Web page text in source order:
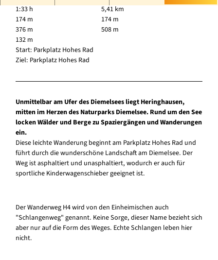
1:33 h
5,41 km
174 m
174 m
376 m
508 m
132 m
Start: Parkplatz Hohes Rad
Ziel: Parkplatz Hohes Rad
Unmittelbar am Ufer des Diemelsees liegt Heringhausen,
mitten im Herzen des Naturparks Diemelsee. Rund um den See
locken Wälder und Berge zu Spaziergängen und Wanderungen
ein.
Diese leichte Wanderung beginnt am Parkplatz Hohes Rad und
führt durch die wunderschöne Landschaft am Diemelsee. Der
Weg ist asphaltiert und unasphaltiert, wodurch er auch für
sportliche Kinderwagenschieber geeignet ist.
Der Wanderweg H4 wird von den Einheimischen auch
"Schlangenweg" genannt. Keine Sorge, dieser Name bezieht sich
aber nur auf die Form des Weges. Echte Schlangen leben hier
nicht.